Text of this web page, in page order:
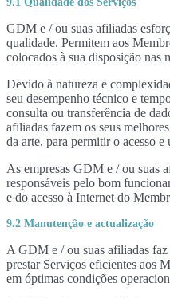
GDM e / ou suas afiliadas
qualidade. Permitem aos
colocados à sua disposição nas
Devido à natureza e
seu desempenho técnico e
consulta ou transferência de
afiliadas fazem os seus
da arte, para permitir o acesso
As empresas GDM e / ou suas
responsáveis pelo bom
e do acesso à Internet do
9.2 Manutenção e actualização
A GDM e / ou suas afiliadas faz
prestar Serviços eficientes aos
em óptimas condições